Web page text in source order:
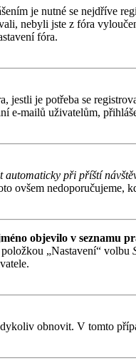
je nutné se nejdříve
nebyli jste z fóra
fóra.
jestli je potřeba se
e-mailů uživatelům,
automaticky při příští
ovšem nedoporučujeme,
objevilo v seznamu
„Nastavení“ volbu
obnovit. V tomto